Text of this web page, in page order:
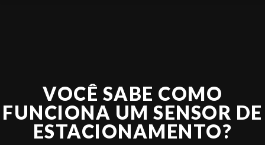
VOCÊ SABE COMO
FUNCIONA UM SENSOR DE
ESTACIONAMENTO?